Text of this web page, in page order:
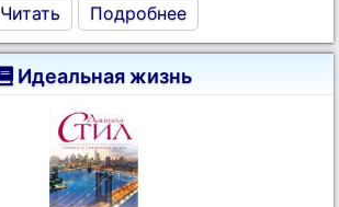
Читать Подробнее
Идеальная жизнь